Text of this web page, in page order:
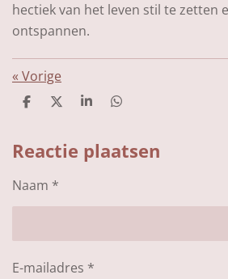
hectiek van het leven stil te zetten
ontspannen.
« Vorige
D
e
n
D
l
S
r
e
D
e
n
Reactie plaatsen
Naam *
E-mailadres *